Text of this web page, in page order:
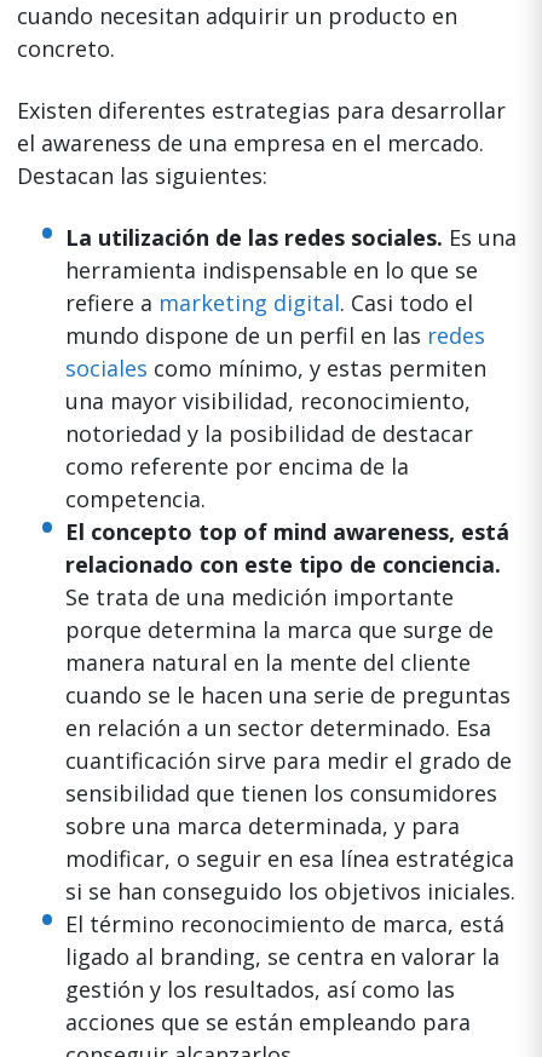
cuando necesitan adquirir un producto en
concreto.
Existen diferentes estrategias para desarrollar
el awareness de una empresa en el mercado.
Destacan las siguientes:
La utilización de las redes sociales. Es una
herramienta indispensable en lo que se
refiere a marketing digital. Casi todo el
mundo dispone de un perfil en las redes
sociales como mínimo, y estas permiten
una mayor visibilidad, reconocimiento,
notoriedad y la posibilidad de destacar
como referente por encima de la
competencia.
El concepto top of mind awareness, está
relacionado con este tipo de conciencia.
Se trata de una medición importante
porque determina la marca que surge de
manera natural en la mente del cliente
cuando se le hacen una serie de preguntas
en relación a un sector determinado. Esa
cuantificación sirve para medir el grado de
sensibilidad que tienen los consumidores
sobre una marca determinada, y para
modificar, o seguir en esa línea estratégica
si se han conseguido los objetivos iniciales.
El término reconocimiento de marca, está
ligado al branding, se centra en valorar la
gestión y los resultados, así como las
acciones que se están empleando para